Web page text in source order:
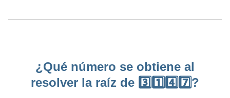
¿Qué número se obtiene al
resolver la raíz de 3️⃣1️⃣4️⃣7️⃣?